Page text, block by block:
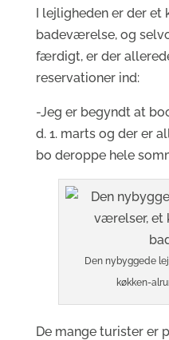
I lejligheden er der
badeværelse, og
færdigt, er der
reservationer ind:
-Jeg er begyndt at
d. 1. marts og der er
bo deroppe hele
Den nybyggede
køkken-
De mange turister er